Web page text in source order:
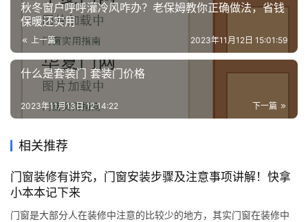
门
资
讯
联
系
我
们
秋冬窗户呼呼灌冷风咋办？老保姆教你正确做法，省钱
保暖还实用
上一篇 2023年11月12日 15:01:59
什么是套装门 套装门价格
下一篇
2023年11月13日 12:14:22
相关推荐
门窗装修有讲究，门窗安装步骤及注意事项讲解！快拿
小本本记下来
门窗是大部分人在装修中注意的比较少的地方，其实门窗在装修中